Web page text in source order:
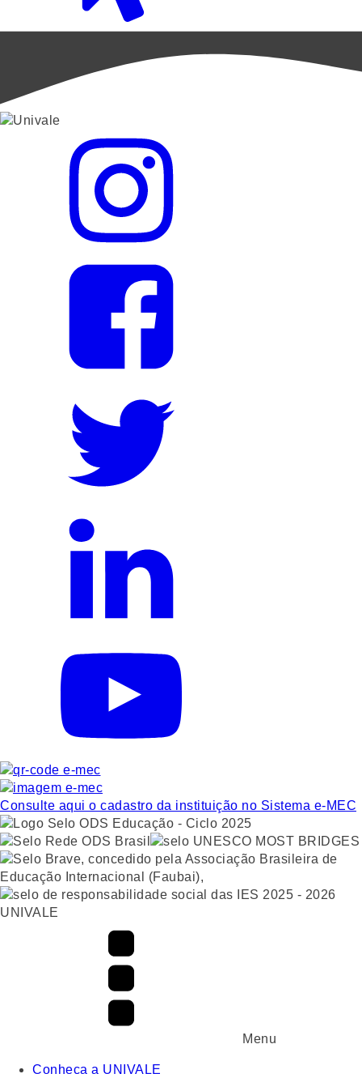
Consulte aqui o cadastro da instituição no Sistema e-MEC
UNIVALE
Menu
Conheça a UNIVALE